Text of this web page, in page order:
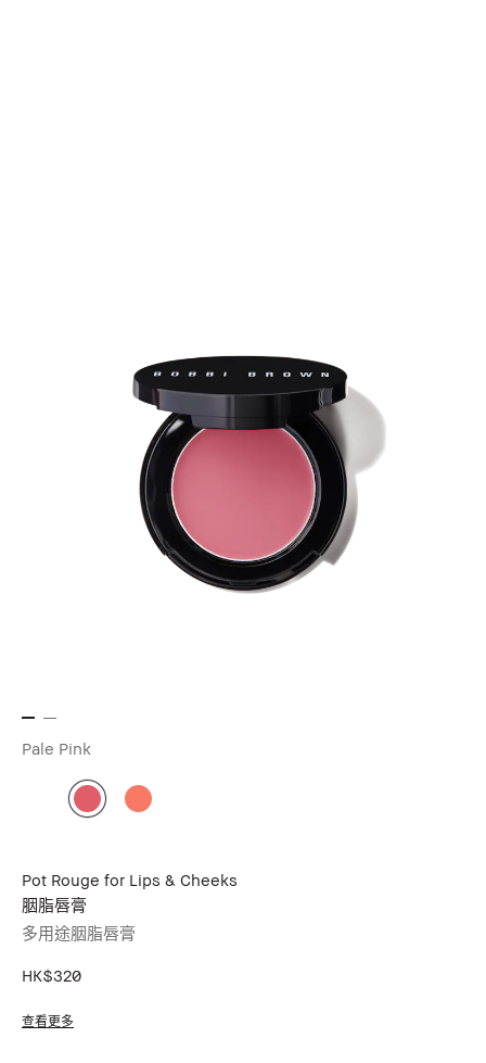
Pale Pink
Pot Rouge for Lips & Cheeks
胭脂唇膏
多用途胭脂唇膏
HK$320
查看更多